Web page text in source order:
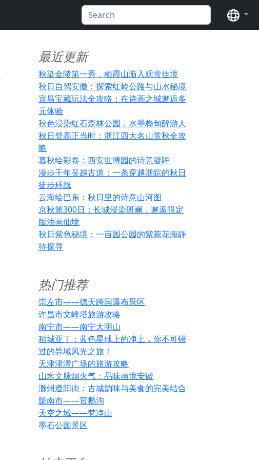
语
最近更新
秋染金陵第一秀，栖霞山渐入观赏佳境
秋日自驾安徽：探索红岭公路与山水秘境
宜昌宝藏玩法全攻略：在诗画之城邂逅多
元体验
秋色浸染红石森林公园，水墨桦甸醉游人
秋日登高正当时：浙江四大名山赏秋全攻
略
暮秋绘彩卷：西安世博园的诗意凝眸
漫步千年吴越古道：一条穿越浙皖的秋日
徒步环线
云海绘巴东：秋日里的诗意山河图
京秋第300日：长城浸染斑斓，邂逅限定
版油画仙境
秋日紫色秘境：一亩园公园的紫菀花海静
待探寻
热门推荐
崇左市——德天跨国瀑布景区
许昌市文峰塔旅游攻略
南宁市——南宁大明山
稻城亚丁：蓝色星球上的净土，你不可错
过的异域风光之旅！
天津津湾广场的旅游攻略
山水文脉烟火气：品味画境安徽
滁州遵阳街：古城韵味与美食的完美结合
陇南市——官鹅沟
天空之城——梵净山
墨石公园景区